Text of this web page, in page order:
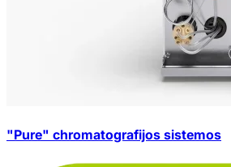
"Pure" chromatografijos sistemos